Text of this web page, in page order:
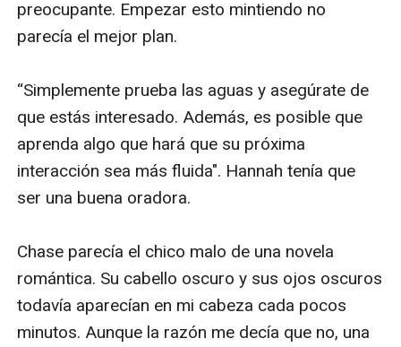
preocupante. Empezar esto mintiendo no
parecía el mejor plan.
“Simplemente prueba las aguas y asegúrate de
que estás interesado. Además, es posible que
aprenda algo que hará que su próxima
interacción sea más fluida". Hannah tenía que
ser una buena oradora.
Chase parecía el chico malo de una novela
romántica. Su cabello oscuro y sus ojos oscuros
todavía aparecían en mi cabeza cada pocos
minutos. Aunque la razón me decía que no, una